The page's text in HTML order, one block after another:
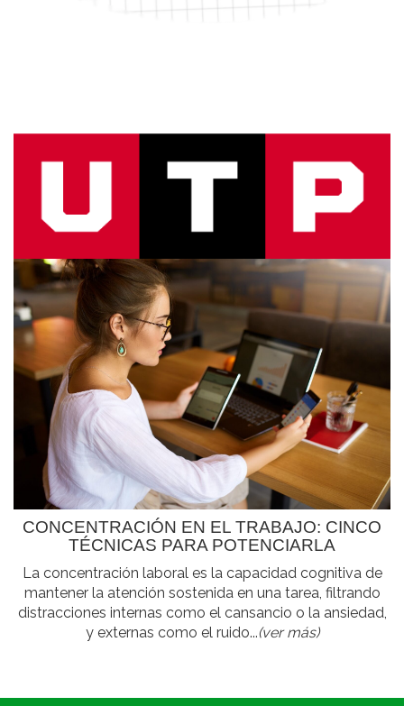
CONCENTRACIÓN EN EL TRABAJO: CINCO
TÉCNICAS PARA POTENCIARLA
La concentración laboral es la capacidad cognitiva de
mantener la atención sostenida en una tarea, filtrando
distracciones internas como el cansancio o la ansiedad,
y externas como el ruido...(ver más)